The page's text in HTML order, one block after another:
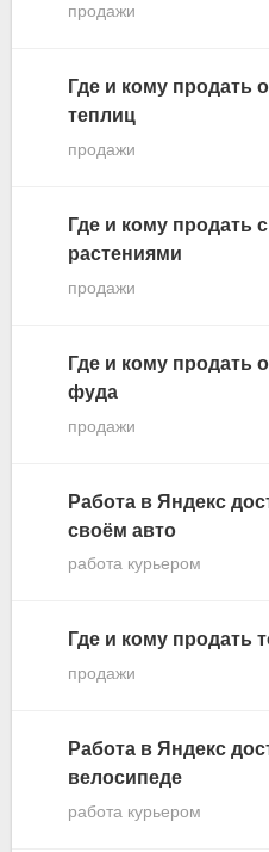
продажи
Где и кому продать
теплиц
продажи
Где и кому продать
растениями
продажи
Где и кому продать
фуда
продажи
Работа в Яндекс
своём авто
работа курьером
Где и кому продать
продажи
Работа в Яндекс
велосипеде
работа курьером